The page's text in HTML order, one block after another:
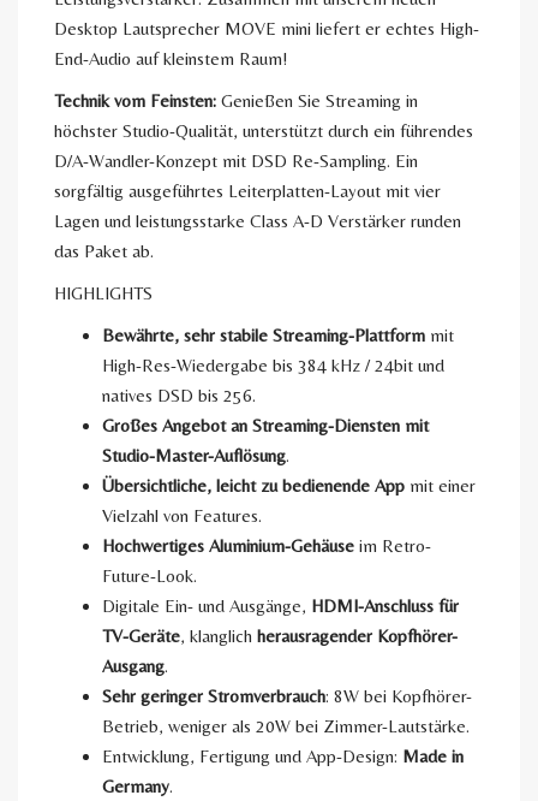
Desktop Lautsprecher MOVE mini liefert er echtes High-
End-Audio auf kleinstem Raum!
Technik vom Feinsten: Genießen Sie Streaming in
höchster Studio-Qualität, unterstützt durch ein führendes
D/A-Wandler-Konzept mit DSD Re-Sampling. Ein
sorgfältig ausgeführtes Leiterplatten-Layout mit vier
Lagen und leistungsstarke Class A-D Verstärker runden
das Paket ab.
HIGHLIGHTS
Bewährte, sehr stabile Streaming-Plattform mit
High-Res-Wiedergabe bis 384 kHz / 24bit und
natives DSD bis 256.
Großes Angebot an Streaming-Diensten mit
Studio-Master-Auflösung.
Übersichtliche, leicht zu bedienende App mit einer
Vielzahl von Features.
Hochwertiges Aluminium-Gehäuse im Retro-
Future-Look.
Digitale Ein- und Ausgänge, HDMI-Anschluss für
TV-Geräte, klanglich herausragender Kopfhörer-
Ausgang.
Sehr geringer Stromverbrauch: 8W bei Kopfhörer-
Betrieb, weniger als 20W bei Zimmer-Lautstärke.
Entwicklung, Fertigung und App-Design: Made in
Germany.